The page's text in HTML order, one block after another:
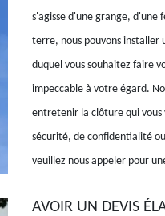
s'agisse d'une grange, d'une
terre, nous pouvons
duquel vous souhaitez faire
impeccable à votre égard.
entretenir la clôture qui vous
sécurité, de confidentialité
veuillez nous appeler pour
AVOIR UN DEVIS